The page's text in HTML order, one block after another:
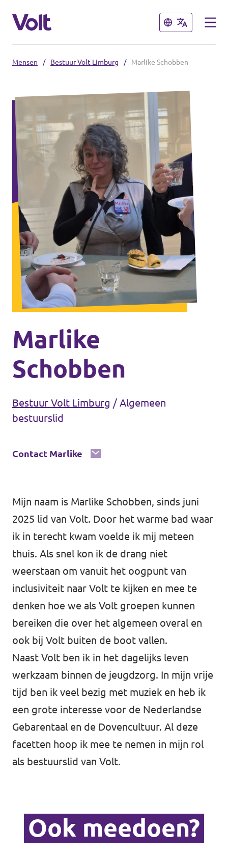
Sluiten
Volt Maastricht
Sluiten
Standpunten
Over Volt
Mensen
Nieuws
Agenda
Vacatures
Volt Maastricht
Mensen / Bestuur Volt Limburg / Marlike Schobben
Marlike
Schobben
Bestuur Volt Limburg / Algemeen
bestuurslid
Contact Marlike
Mijn naam is Marlike Schobben, sinds juni
2025 lid van Volt. Door het warme bad waar
ik in terecht kwam voelde ik mij meteen
thuis. Als snel kon ik de drang niet
weerstaan om vanuit het oogpunt van
inclusiviteit naar Volt te kijken en mee te
denken hoe we als Volt groepen kunnen
bereiken die over het algemeen overal en
ook bij Volt buiten de boot vallen.
Naast Volt ben ik in het dagelijks leven
werkzaam binnen de jeugdzorg. In mijn vrije
tijd ben ik veel bezig met muziek en heb ik
een grote interesse voor de Nederlandse
Gebarentaal en de Dovencultuur. Al deze
facetten hoop ik mee te nemen in mijn rol
als bestuurslid van Volt.
Ook meedoen?